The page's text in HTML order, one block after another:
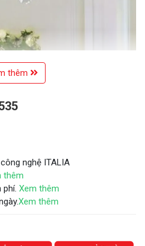
thêm
nghệ ITALIA
thêm
phí. Xem thêm
Xem thêm